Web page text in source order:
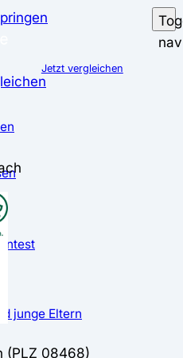
junge Eltern
Jetzt vergleichen
(PLZ 08468)